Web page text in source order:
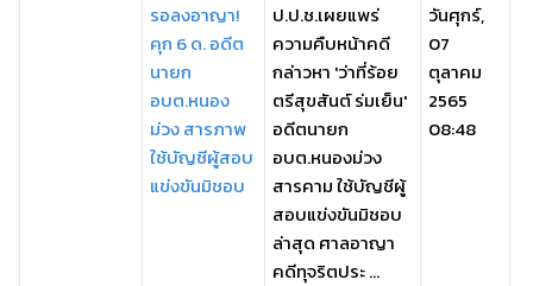
รอลงอาญา!
คุก 6 ด. อดีต
นายก
อบต.หนอง
ม่วง สารภาพ
ใช้บัญชีผู้สอบ
แข่งขันมิชอบ
ป.ป.ช.เผยแพร่
ความคืบหน้าคดี
กล่าวหา 'ว่าที่ร้อย
ตรีสุขสันต์ ร่มเย็น'
อดีตนายก
อบต.หนองม่วง
สารคาม ใช้บัญชีผู้
สอบแข่งขันมิชอบ
ล่าสุด ศาลอาญา
คดีทุจริตประ ...
วันศุกร์,
07
ตุลาคม
2565
08:48